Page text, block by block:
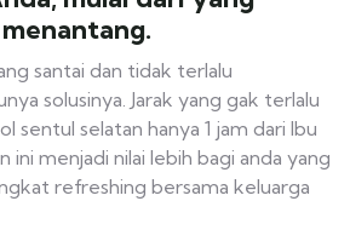
santai dan tidak terlalu
solusinya. Jarak yang gak terlalu
sentul selatan hanya 1 jam dari Ibu
ini menjadi nilai lebih bagi anda yang
refreshing bersama keluarga